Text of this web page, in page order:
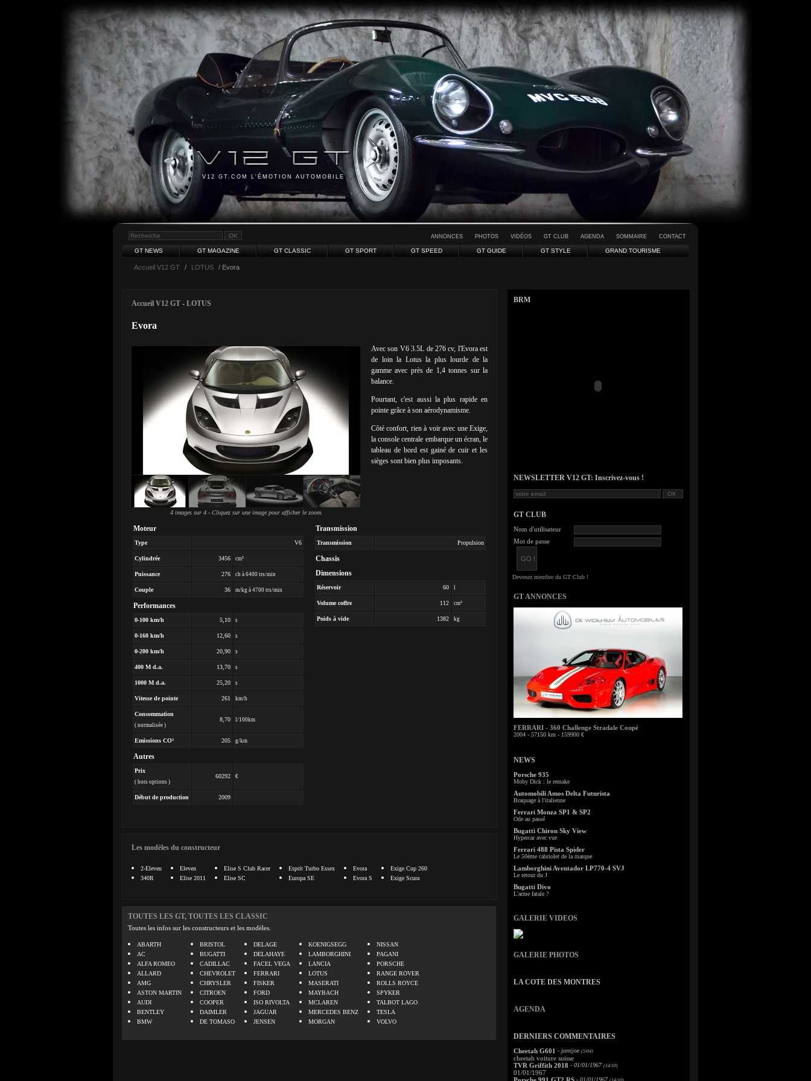
V12 GT.COM L'ÉMOTION AUTOMOBILE
ANNONCES PHOTOS VIDÉOS GT CLUB AGENDA SOMMAIRE CONTACT
GT NEWS GT MAGAZINE GT CLASSIC GT SPORT GT SPEED GT GUIDE GT STYLE GRAND TOURISME
Accueil V12 GT / LOTUS / Evora
Accueil V12 GT - LOTUS
Evora
4 images sur 4 - Cliquez sur une image pour afficher le zoom.
Avec son V6 3.5L de 276 cv, l'Evora est
de loin la Lotus la plus lourde de la
gamme avec près de 1,4 tonnes sur la
balance.
Pourtant, c'est aussi la plus rapide en
pointe grâce à son aérodynamisme.
Côté confort, rien à voir avec une Exige,
la console centrale embarque un écran, le
tableau de bord est gainé de cuir et les
sièges sont bien plus imposants.
Moteur
Type V6
Cylindrée 3456 cm³
Puissance 276 ch à 6400 trs/min
Couple 36 m/kg à 4700 trs/min
Performances
0-100 km/h 5,10 s
0-160 km/h 12,60 s
0-200 km/h 20,90 s
400 M d.a. 13,70 s
1000 M d.a. 25,20 s
Vitesse de pointe 261 km/h
Consommation
( normalisée )
8,70 l/100km
Emissions CO² 205 g/km
Autres
Prix
( hors options )
60292 €
Début de production 2009
Transmission
Transmission Propulsion
Chassis
Dimensions
Réservoir 60 l
Volume coffre 112 cm³
Poids à vide 1382 kg
Les modèles du constructeur
2-Eleven
340R
Eleven
Elise 2011
Elise S Club Racer
Elise SC
Esprit Turbo Essex
Europa SE
Evora
Evora S
Exige Cup 260
Exige Scura
TOUTES LES GT, TOUTES LES CLASSIC
Toutes les infos sur les constructeurs et les modèles.
ABARTH
AC
ALFA ROMEO
ALLARD
AMG
ASTON MARTIN
AUDI
BENTLEY
BMW
BRISTOL
BUGATTI
CADILLAC
CHEVROLET
CHRYSLER
CITROEN
COOPER
DAIMLER
DE TOMASO
DELAGE
DELAHAYE
FACEL VEGA
FERRARI
FISKER
FORD
ISO RIVOLTA
JAGUAR
JENSEN
KOENIGSEGG
LAMBORGHINI
LANCIA
LOTUS
MASERATI
MAYBACH
MCLAREN
MERCEDES BENZ
MORGAN
NISSAN
PAGANI
PORSCHE
RANGE ROVER
ROLLS ROYCE
SPYKER
TALBOT LAGO
TESLA
VOLVO
BRM
NEWSLETTER V12 GT: Inscrivez-vous !
GT CLUB
Nom d'utilisateur
Mot de passe
GT ANNONCES
FERRARI - 360 Challenge Stradale Coupé
2004 - 57150 km - 159900 €
NEWS
Porsche 935
Moby Dick : le remake
Automobili Amos Delta Futurista
Braquage à l'italienne
Ferrari Monza SP1 & SP2
Ode au passé
Bugatti Chiron Sky View
Hypercar avec vue
Ferrari 488 Pista Spider
Le 50ème cabriolet de la marque
Lamborghini Aventador LP770-4 SVJ
Le retour du J
Bugatti Divo
L'arme fatale ?
GALERIE VIDEOS
GALERIE PHOTOS
LA COTE DES MONTRES
AGENDA
DERNIERS COMMENTAIRES
Cheetah G601 - jamijoe (5/04)
cheetah voiture suisse
TVR Griffith 2018 - 01/01/1967 (14/10)
01/01/1967
- 01/01/1967